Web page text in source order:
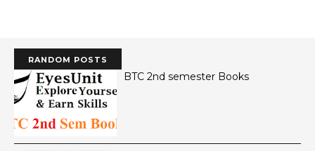
RANDOM POSTS
BTC 2nd semester Books